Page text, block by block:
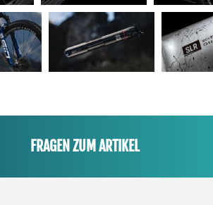
FRAGEN ZUM ARTIKEL